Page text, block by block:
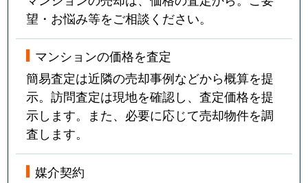
望・お悩み等をご相談ください。
マンションの価格を査定
簡易査定は近隣の売却事例などから概算を提
示。訪問査定は現地を確認し、査定価格を提
示します。また、必要に応じて売却物件を調
査します。
媒介契約